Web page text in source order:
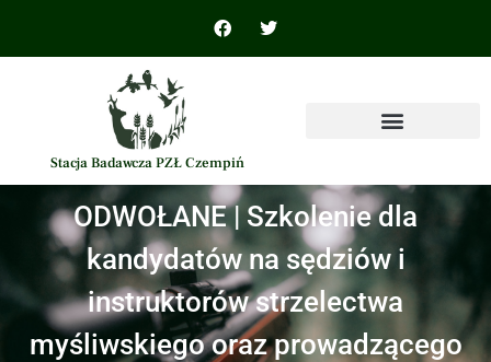
Stacja Badawcza PZŁ Czempiń
ODWOŁANE | Szkolenie dla
kandydatów na sędziów i
instruktorów strzelectwa
myśliwskiego oraz prowadzącego